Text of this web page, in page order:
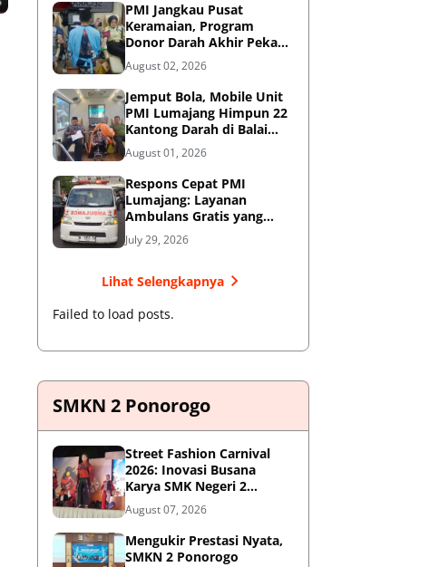
PMI Jangkau Pusat
Keramaian, Program
Donor Darah Akhir Pekan
di GM Plaza Lumajang
Disambut Antusias
August 02, 2026
Jemput Bola, Mobile Unit
PMI Lumajang Himpun 22
Kantong Darah di Balai
Desa Jatirejo Kunir
August 01, 2026
Respons Cepat PMI
Lumajang: Layanan
Ambulans Gratis yang
Wajib Diketahui Warga
July 29, 2026
Lihat Selengkapnya
Failed to load posts.
SMKN 2 Ponorogo
Street Fashion Carnival
2026: Inovasi Busana
Karya SMK Negeri 2
Ponorogo
August 07, 2026
Mengukir Prestasi Nyata,
SMKN 2 Ponorogo